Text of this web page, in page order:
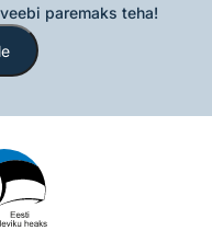
paremaks teha!